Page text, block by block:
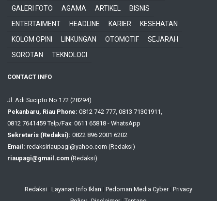
GALERI FOTO
AGAMA ARTIKEL
BISNIS
ENTERTAIMENT
HEADLINE KARIER
KESEHATAN
KOLOM OPINI
LINKUNGAN OTOMOTIF
SEJARAH
SOROTAN
TEKNOLOGI
CONTACT INFO
Jl. Adi Sucipto No 172 (28294)
Pekanbaru, Riau Phone: 0812 742 777, 0813 71301911,
0812 7641459 Telp/Fax: 0611 65818 - WhatsApp
Sekretaris (Redaksi): 0822 896 2001 6202
Email: redaksiriaupagi@yahoo.com (Redaksi)
riaupagi@gmail.com (Redaksi)
Redaksi Layanan Info Iklan Pedoman Media Cyber Privacy